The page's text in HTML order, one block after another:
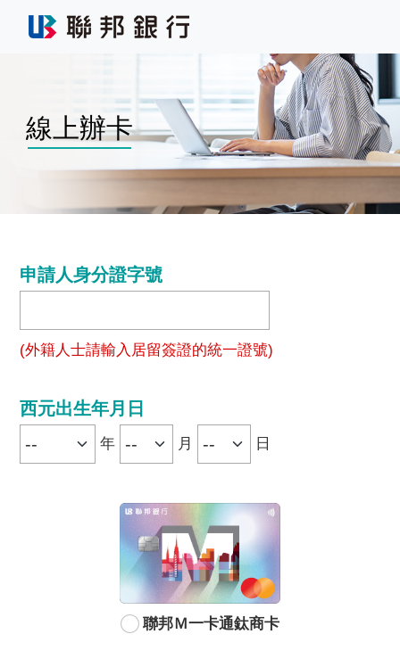
線上辦卡
申請人身分證字號
(外籍人士請輸入居留簽證的統一證號)
西元出生年月日
年 月 日
聯邦Ｍ一卡通鈦商卡